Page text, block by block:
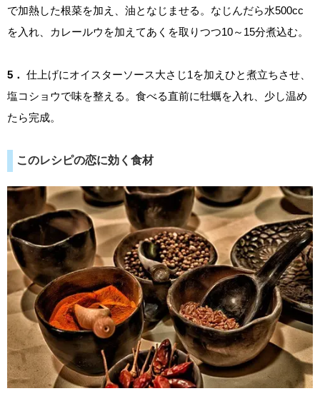
で加熱した根菜を加え、油となじませる。なじんだら水500cc
を入れ、カレールウを加えてあくを取りつつ10～15分煮込む。
5． 仕上げにオイスターソース大さじ1を加えひと煮立ちさせ、
塩コショウで味を整える。食べる直前に牡蠣を入れ、少し温め
たら完成。
このレシピの恋に効く食材